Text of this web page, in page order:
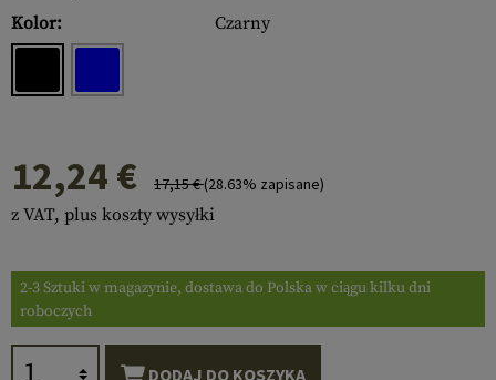
Kolor:
Czarny
12,24 € 17,15 €(28.63% zapisane)
z VAT, plus koszty wysyłki
2-3 Sztuki w magazynie, dostawa do Polska w ciągu kilku dni
roboczych
DODAJ DO KOSZYKA